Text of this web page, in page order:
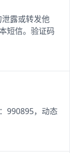
泄露或转发他
短信。验证码
990895，动态